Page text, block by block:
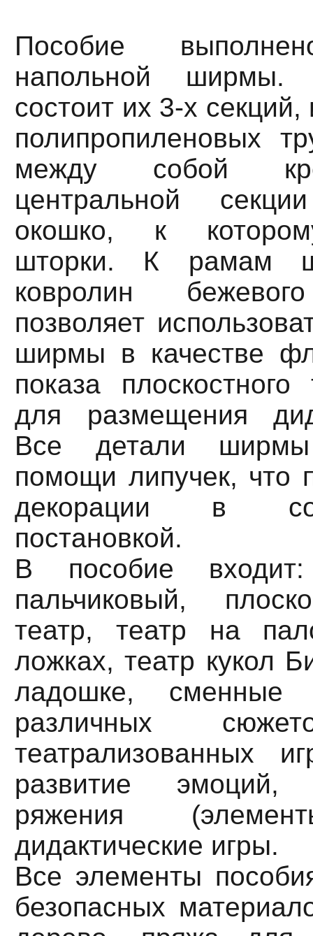
Пособие
напольной
состоит их 3-х секций,
полипропиленовых
между собой
центральной
окошко, к
шторки. К рамам
ковролин
позволяет
ширмы в качестве
показа
для размещения
Все детали
помощи липучек, что
декорации в
постановкой.
В пособие
пальчиковый,
театр, театр на
ложках, театр кукол
ладошке, сменные
различных
театрализованных
развитие
ряжения
дидактические игры.
Все элементы
безопасных